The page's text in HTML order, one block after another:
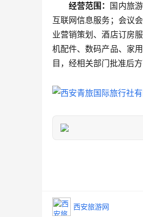
经营范围： 国内旅
互联网信息服务；会议
业营销策划、酒店订房
机配件、数码产品、家
目，经相关部门批准后
西安旅游网